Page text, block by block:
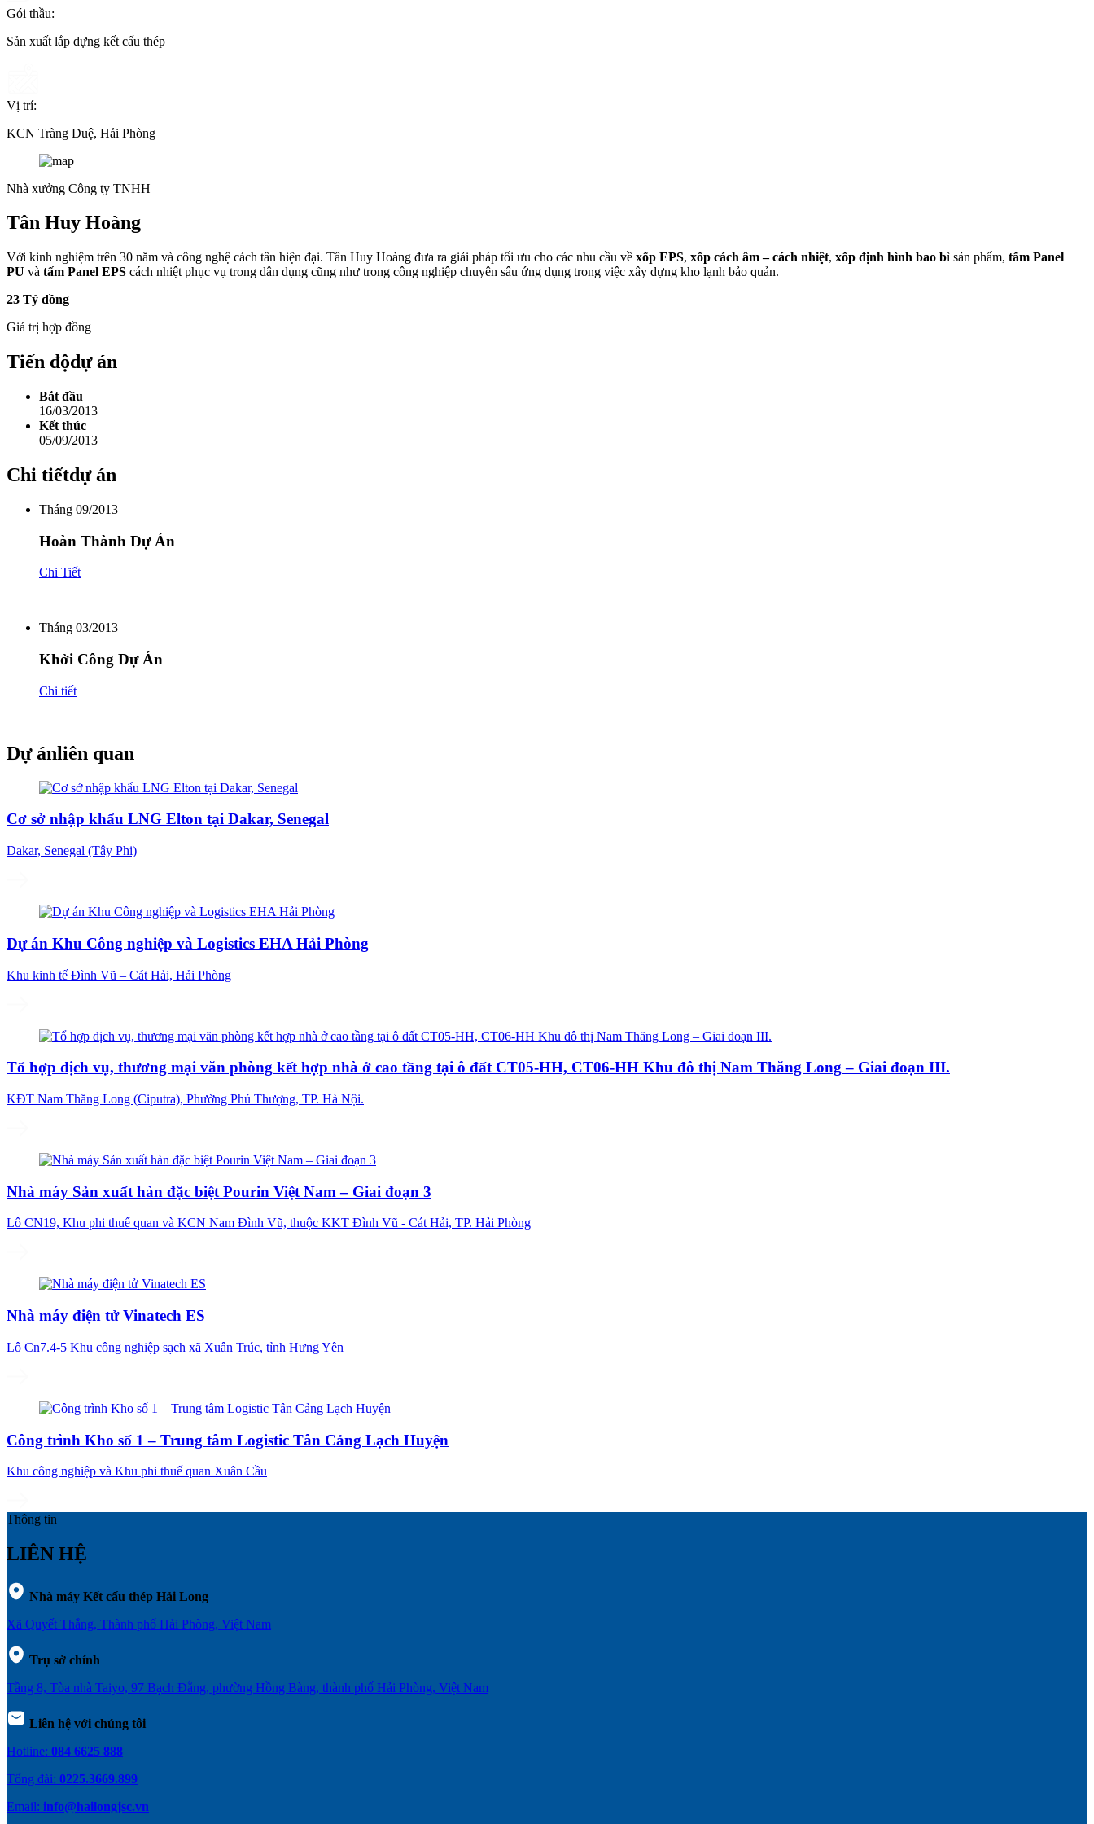
Gói thầu:
Sản xuất lắp dựng kết cấu thép
Vị trí:
KCN Tràng Duệ, Hải Phòng
Nhà xưởng Công ty TNHH
Tân Huy Hoàng
Với kinh nghiệm trên 30 năm và công nghệ cách tân hiện đại. Tân Huy Hoàng đưa ra giải pháp tối ưu cho các nhu cầu về xốp EPS, xốp cách âm – cách nhiệt, xốp định hình bao bì sản phẩm, tấm Panel
PU và tấm Panel EPS cách nhiệt phục vụ trong dân dụng cũng như trong công nghiệp chuyên sâu ứng dụng trong việc xây dựng kho lạnh bảo quản.
23 Tỷ đồng
Giá trị hợp đồng
Tiến độdự án
Bắt đầu
16/03/2013
Kết thúc
05/09/2013
Chi tiếtdự án
Tháng 09/2013
Hoàn Thành Dự Án
Chi Tiết
Tháng 03/2013
Khởi Công Dự Án
Chi tiết
Dự ánliên quan
Cơ sở nhập khẩu LNG Elton tại Dakar, Senegal
Dakar, Senegal (Tây Phi)
Dự án Khu Công nghiệp và Logistics EHA Hải Phòng
Khu kinh tế Đình Vũ – Cát Hải, Hải Phòng
Tổ hợp dịch vụ, thương mại văn phòng kết hợp nhà ở cao tầng tại ô đất CT05-HH, CT06-HH Khu đô thị Nam Thăng Long – Giai đoạn III.
KĐT Nam Thăng Long (Ciputra), Phường Phú Thượng, TP. Hà Nội.
Nhà máy Sản xuất hàn đặc biệt Pourin Việt Nam – Giai đoạn 3
Lô CN19, Khu phi thuế quan và KCN Nam Đình Vũ, thuộc KKT Đình Vũ - Cát Hải, TP. Hải Phòng
Nhà máy điện tử Vinatech ES
Lô Cn7.4-5 Khu công nghiệp sạch xã Xuân Trúc, tỉnh Hưng Yên
Công trình Kho số 1 – Trung tâm Logistic Tân Cảng Lạch Huyện
Khu công nghiệp và Khu phi thuế quan Xuân Cầu
Thông tin
LIÊN HỆ
Nhà máy Kết cấu thép Hải Long
Xã Quyết Thắng, Thành phố Hải Phòng, Việt Nam
Trụ sở chính
Tầng 8, Tòa nhà Taiyo, 97 Bạch Đằng, phường Hồng Bàng, thành phố Hải Phòng, Việt Nam
Liên hệ với chúng tôi
Hotline: 084 6625 888
Tổng đài: 0225.3669.899
Email: info@hailongjsc.vn